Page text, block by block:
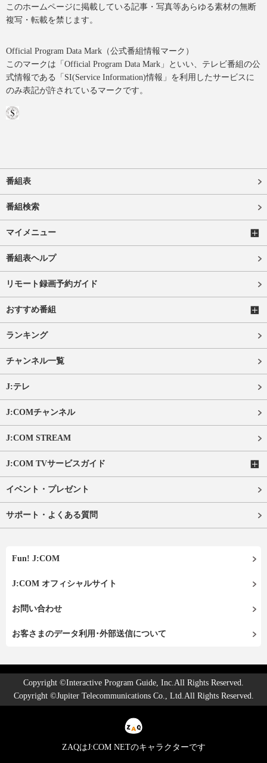
このホームページに掲載している記事・写真等あらゆる素材の無断
複写・転載を禁じます。
Official Program Data Mark（公式番組情報マーク）
このマークは「Official Program Data Mark」といい、テレビ番組の公
式情報である「SI(Service Information)情報」を利用したサービスに
のみ表記が許されているマークです。
番組表
番組検索
マイメニュー
番組表ヘルプ
リモート録画予約ガイド
おすすめ番組
ランキング
チャンネル一覧
J:テレ
J:COMチャンネル
J:COM STREAM
J:COM TVサービスガイド
イベント・プレゼント
サポート・よくある質問
Fun! J:COM
J:COM オフィシャルサイト
お問い合わせ
お客さまのデータ利用･外部送信について
Copyright ©Interactive Program Guide, Inc.All Rights Reserved.
Copyright ©Jupiter Telecommunications Co., Ltd.All Rights Reserved.
ZAQはJ:COM NETのキャラクターです